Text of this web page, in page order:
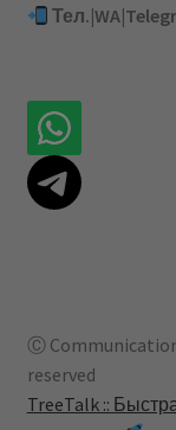
Ⓒ
reserved
TreeTalk ::